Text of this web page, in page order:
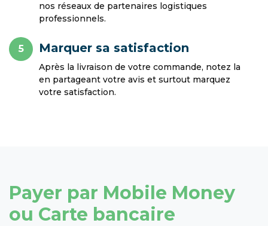
nos réseaux de partenaires logistiques
professionnels.
5 Marquer sa satisfaction
Après la livraison de votre commande, notez la
en partageant votre avis et surtout marquez
votre satisfaction.
Payer par Mobile Money
ou Carte bancaire